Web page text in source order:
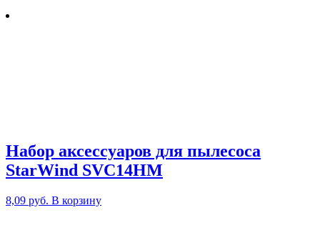
Набор аксессуаров для пылесоса
StarWind SVC14HM
8,09 руб. В корзину